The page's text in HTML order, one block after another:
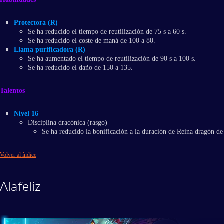
Protectora (R)
Se ha reducido el tiempo de reutilización de 75 s a 60 s.
Se ha reducido el coste de maná de 100 a 80.
Llama purificadora (R)
Se ha aumentado el tiempo de reutilización de 90 s a 100 s.
Se ha reducido el daño de 150 a 135.
Talentos
Nivel 16
Disciplina dracónica (rasgo)
Se ha reducido la bonificación a la duración de Reina dragón de
Volver al índice
Alafeliz